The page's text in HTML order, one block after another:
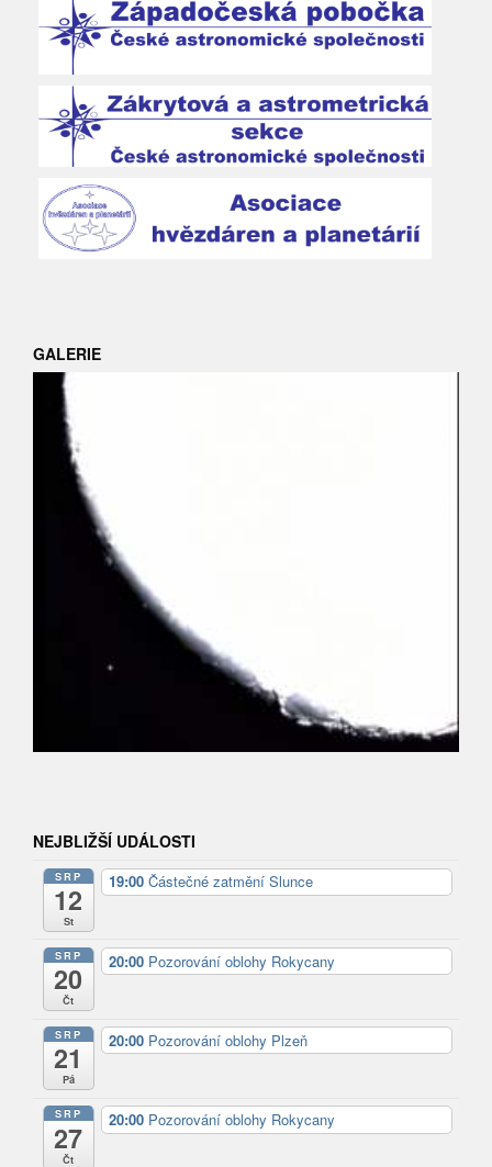
GALERIE
NEJBLIŽŠÍ UDÁLOSTI
SRP
12
St
19:00 Částečné zatmění Slunce
SRP
20
Čt
20:00 Pozorování oblohy Rokycany
SRP
21
Pá
20:00 Pozorování oblohy Plzeň
SRP
27
Čt
20:00 Pozorování oblohy Rokycany